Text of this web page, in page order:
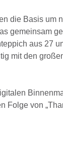
die Basis um
gemeinsam
aus 27
mit den
Folge von